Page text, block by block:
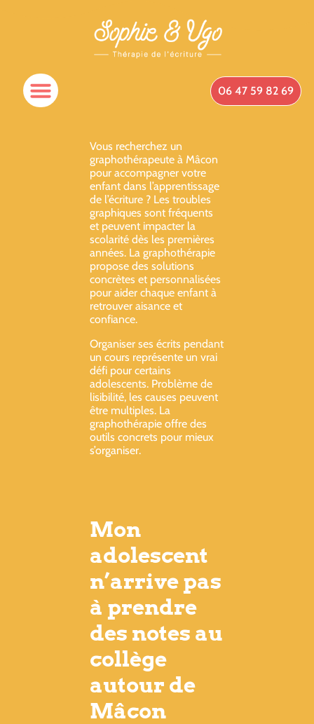
06 47 59 82 69
Vous recherchez un
graphothérapeute à Mâcon
pour accompagner votre
enfant dans l’apprentissage
de l’écriture ? Les troubles
graphiques sont fréquents
et peuvent impacter la
scolarité dès les premières
années. La graphothérapie
propose des solutions
concrètes et personnalisées
pour aider chaque enfant à
retrouver aisance et
confiance.
Organiser ses écrits pendant
un cours représente un vrai
défi pour certains
adolescents. Problème de
lisibilité, les causes peuvent
être multiples. La
graphothérapie offre des
outils concrets pour mieux
s’organiser.
Mon
adolescent
n’arrive pas
à prendre
des notes au
collège
autour de
Mâcon